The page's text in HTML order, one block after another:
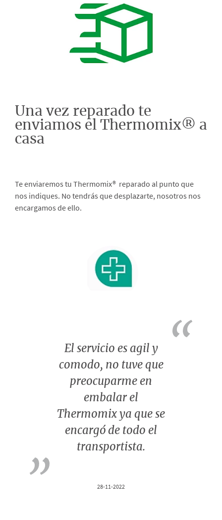
Una vez reparado te
enviamos el Thermomix® a
casa
Te enviaremos tu Thermomix® reparado al punto que
nos indiques. No tendrás que desplazarte, nosotros nos
encargamos de ello.
El servicio es agil y
comodo, no tuve que
preocuparme en
embalar el
Thermomix ya que se
encargó de todo el
transportista.
28-11-2022